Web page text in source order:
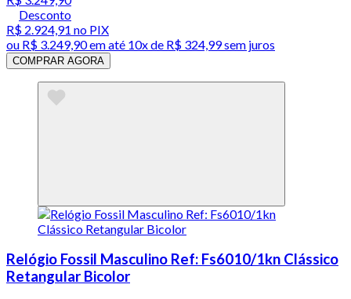
Desconto
R$ 2.924,91 no PIX
ou R$ 3.249,90em até 10x de R$ 324,99 sem juros
COMPRAR AGORA
Relógio Fossil Masculino Ref: Fs6010/1kn Clássico
Retangular Bicolor